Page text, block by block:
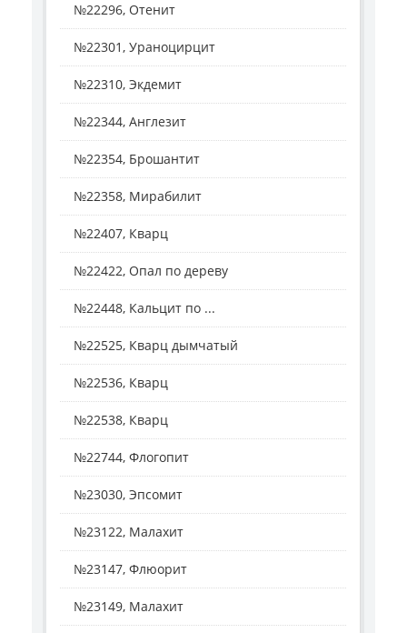
№22296, Отенит
№22301, Ураноцирцит
№22310, Экдемит
№22344, Англезит
№22354, Брошантит
№22358, Мирабилит
№22407, Кварц
№22422, Опал по дереву
№22448, Кальцит по ...
№22525, Кварц дымчатый
№22536, Кварц
№22538, Кварц
№22744, Флогопит
№23030, Эпсомит
№23122, Малахит
№23147, Флюорит
№23149, Малахит